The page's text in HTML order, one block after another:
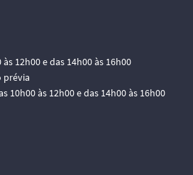
12h00 e das 14h00 às 16h00
prévia
10h00 às 12h00 e das 14h00 às 16h00